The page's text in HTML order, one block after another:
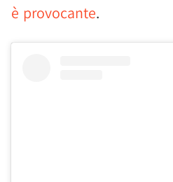
è provocante.